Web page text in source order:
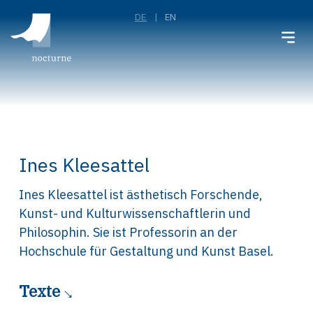
DE EN
Ines Kleesattel
Ines Kleesattel ist ästhetisch Forschende,
Kunst- und Kulturwissenschaftlerin und
Philosophin. Sie ist Professorin an der
Hochschule für Gestaltung und Kunst Basel.
Texte